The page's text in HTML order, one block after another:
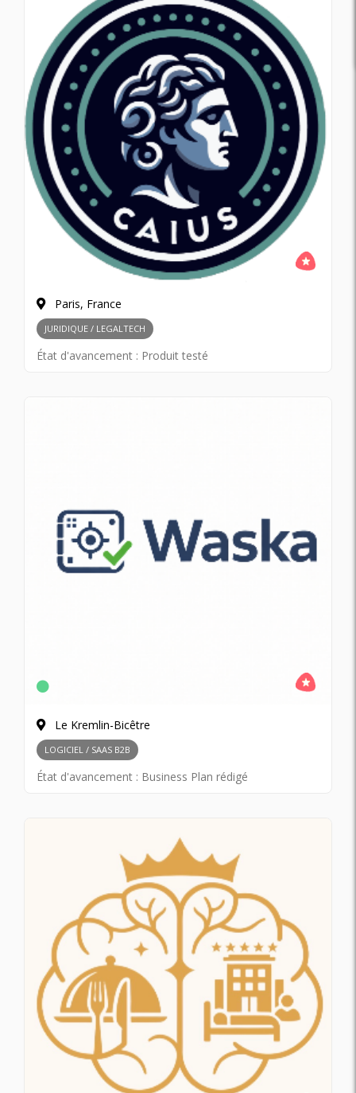
Paris, France
JURIDIQUE / LEGALTECH
État d'avancement : Produit testé
Le Kremlin-Bicêtre
LOGICIEL / SAAS B2B
État d'avancement : Business Plan rédigé